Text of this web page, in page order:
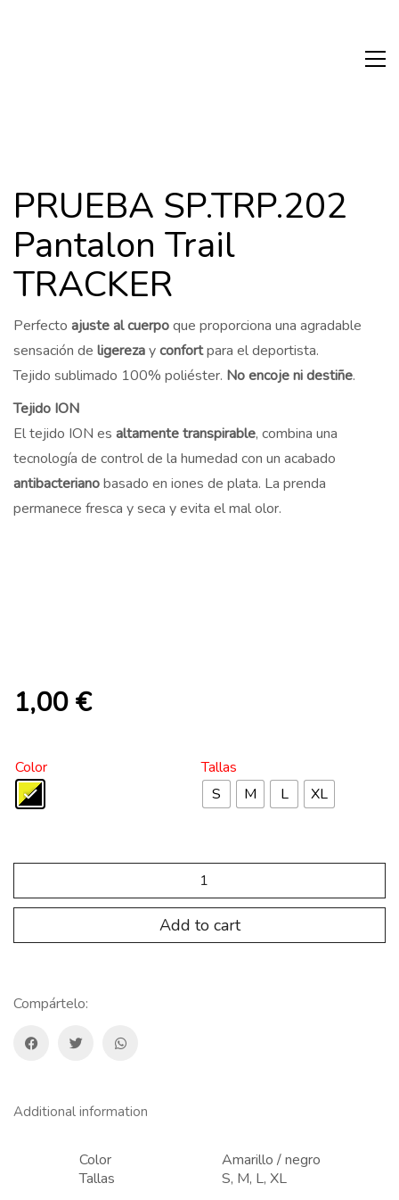
PRUEBA SP.TRP.202
Pantalon Trail
TRACKER
Perfecto ajuste al cuerpoque proporciona una agradable
sensación de ligerezayconfortpara el deportista.
Tejido sublimado 100% poliéster. No encoje ni destiñe.
Tejido ION
El tejido ION es altamente transpirable, combina una
tecnología de control de la humedad con un acabado
antibacterianobasado en iones de plata. La prenda
permanece fresca y seca y evita el mal olor.
1,00€
Color
Tallas
S
M L XL
Pantalon
TRACKER
Add to cart
Compártelo:
Additional information
Color
Amarillo / negro
Tallas
S, M, L, XL